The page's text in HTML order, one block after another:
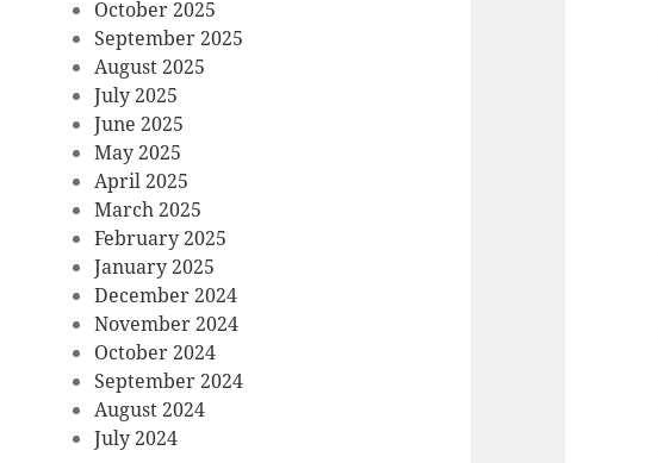
October 2025
September 2025
August 2025
July 2025
June 2025
May 2025
April 2025
March 2025
February 2025
January 2025
December 2024
November 2024
October 2024
September 2024
August 2024
July 2024